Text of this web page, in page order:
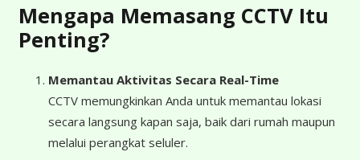
Mengapa Memasang CCTV Itu
Penting?
Memantau Aktivitas Secara Real-Time
CCTV memungkinkan Anda untuk memantau lokasi
secara langsung kapan saja, baik dari rumah maupun
melalui perangkat seluler.